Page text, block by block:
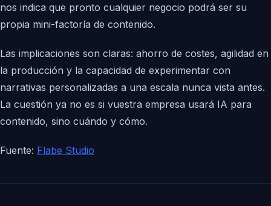
nos indica que pronto cualquier negocio podrá ser su
propia mini-factoría de contenido.
Las implicaciones son claras: ahorro de costes, agilidad en
la producción y la capacidad de experimentar con
narrativas personalizadas a una escala nunca vista antes.
La cuestión ya no es si vuestra empresa usará IA para
contenido, sino cuándo y cómo.
Fuente: Flabe Studio